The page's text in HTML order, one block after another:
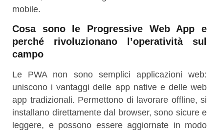
mobile.
Cosa sono le Progressive Web App e
perché rivoluzionano l’operatività sul
campo
Le PWA non sono semplici applicazioni web:
uniscono i vantaggi delle app native e delle web
app tradizionali. Permettono di lavorare offline, si
installano direttamente dal browser, sono sicure e
leggere, e possono essere aggiornate in modo